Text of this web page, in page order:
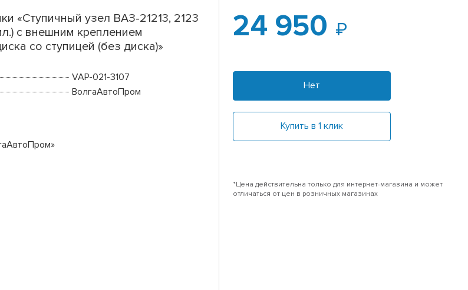
«Ступичный узел ВАЗ-21213, 2123
с внешним креплением
со ступицей (без диска)»
VAP-021-3107
ВолгаАвтоПром
24 950
Нет
Купить в 1 клик
*Цена действительна только для интернет-магазина и может
отличаться от цен в розничных магазинах